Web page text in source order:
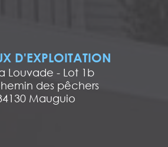
D'EXPLOITATION
Louvade - Lot 1b
des pêchers
Mauguio